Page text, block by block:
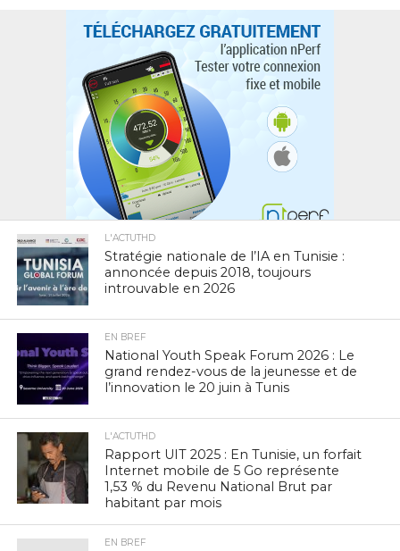
L'ACTUTHD
Stratégie nationale de l’IA en Tunisie :
annoncée depuis 2018, toujours
introuvable en 2026
EN BREF
National Youth Speak Forum 2026 : Le
grand rendez-vous de la jeunesse et de
l’innovation le 20 juin à Tunis
L'ACTUTHD
Rapport UIT 2025 : En Tunisie, un forfait
Internet mobile de 5 Go représente
1,53 % du Revenu National Brut par
habitant par mois
EN BREF